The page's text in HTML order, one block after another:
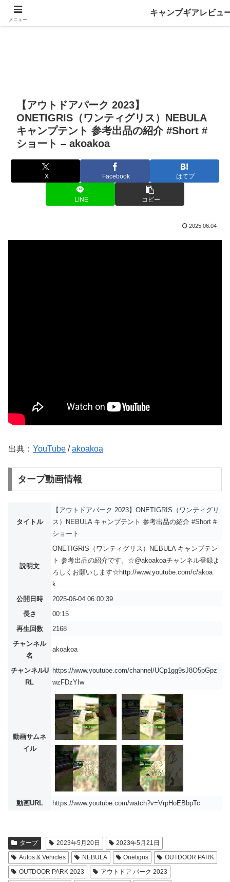
【アウトドアパーク 2023】
ONETIGRIS（ワンティグリス）NEBULA
キャンプテント 参考出品の紹介 #Short #
ショート – akoakoa
X Facebook はてブ
LINE コピー
2025.06.04
出典： YouTube /akoakoa
タープ動画情報
タイトル
【アウトドアパーク 2023】ONETIGRIS（ワンティグリ
ス）NEBULA キャンプテント 参考出品の紹介 #Short #
ショート
説明文
ONETIGRIS（ワンティグリス）NEBULA キャンプテン
ト 参考出品の紹介です。☆@akoakoaチャンネル登録よ
ろしくお願いします☆http://www.youtube.com/c/akoa
k...
公開日時
2025-06-04 06:00:39
長さ
00:15
再生回数
2168
チャンネル
名
akoakoa
チャンネルU
RL
https://www.youtube.com/channel/UCp1gg9sJ8O5pGpz
wzFDzYIw
動画サムネ
イル
動画URL https://www.youtube.com/watch?v=VrpHoEBbpTc
タープ 2023年5月20日
2023年5月21日
Autos & Vehicles
NEBULA Onetigris
OUTDOOR PARK
OUTDOOR PARK 2023
アウトドア パーク 2023
メニュー
キャンプギアレビュ